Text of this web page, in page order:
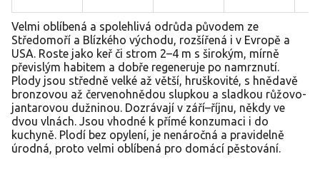
Velmi oblíbená a spolehlivá odrůda původem ze
Středomoří a Blízkého východu, rozšířená i v Evropě a
USA. Roste jako keř či strom 2–4 m s širokým, mírně
převislým habitem a dobře regeneruje po namrznutí.
Plody jsou středně velké až větší, hruškovité, s hnědavě
bronzovou až červenohnědou slupkou a sladkou růžovo-
jantarovou dužninou. Dozrávají v září–říjnu, někdy ve
dvou vlnách. Jsou vhodné k přímé konzumaci i do
kuchyně. Plodí bez opylení, je nenáročná a pravidelně
úrodná, proto velmi oblíbená pro domácí pěstování.